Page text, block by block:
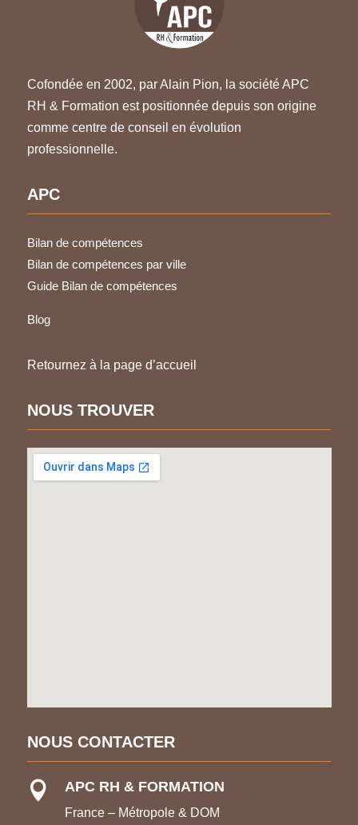
Cofondée en 2002, par Alain Pion, la société APC
RH & Formation est positionnée depuis son origine
comme centre de conseil en évolution
professionnelle.
APC
Bilan de compétences
Bilan de compétences par ville
Guide Bilan de compétences
Blog
Retournez à la page d’accueil
NOUS TROUVER
NOUS CONTACTER
 APC RH & FORMATION
France – Métropole & DOM